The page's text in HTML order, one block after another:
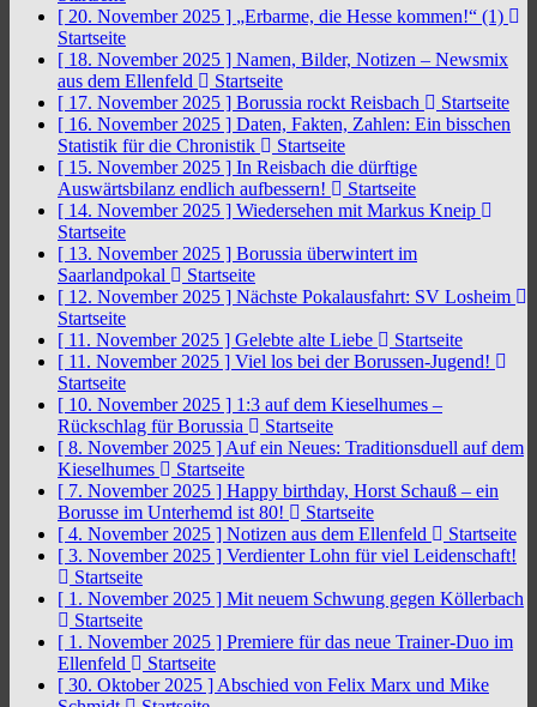
[ 20. November 2025 ] „Erbarme, die Hesse kommen!“ (1)
Startseite
[ 18. November 2025 ] Namen, Bilder, Notizen – Newsmix
aus dem Ellenfeld
Startseite
[ 17. November 2025 ] Borussia rockt Reisbach
Startseite
[ 16. November 2025 ] Daten, Fakten, Zahlen: Ein bisschen
Statistik für die Chronistik
Startseite
[ 15. November 2025 ] In Reisbach die dürftige
Auswärtsbilanz endlich aufbessern!
Startseite
[ 14. November 2025 ] Wiedersehen mit Markus Kneip
Startseite
[ 13. November 2025 ] Borussia überwintert im
Saarlandpokal
Startseite
[ 12. November 2025 ] Nächste Pokalausfahrt: SV Losheim
Startseite
[ 11. November 2025 ] Gelebte alte Liebe
Startseite
[ 11. November 2025 ] Viel los bei der Borussen-Jugend!
Startseite
[ 10. November 2025 ] 1:3 auf dem Kieselhumes –
Rückschlag für Borussia
Startseite
[ 8. November 2025 ] Auf ein Neues: Traditionsduell auf dem
Kieselhumes
Startseite
[ 7. November 2025 ] Happy birthday, Horst Schauß – ein
Borusse im Unterhemd ist 80!
Startseite
[ 4. November 2025 ] Notizen aus dem Ellenfeld
Startseite
[ 3. November 2025 ] Verdienter Lohn für viel Leidenschaft!
Startseite
[ 1. November 2025 ] Mit neuem Schwung gegen Köllerbach
Startseite
[ 1. November 2025 ] Premiere für das neue Trainer-Duo im
Ellenfeld
Startseite
[ 30. Oktober 2025 ] Abschied von Felix Marx und Mike